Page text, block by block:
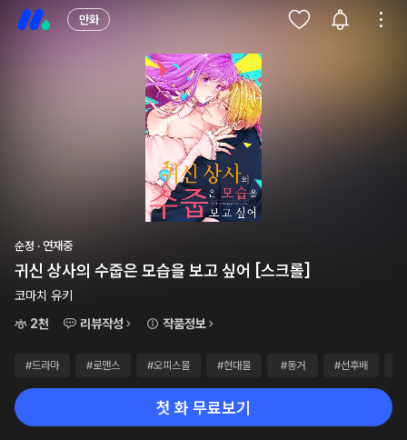
만화
순정 · 연재중
귀신 상사의 수줍은 모습을 보고 싶어 [스크롤]
코마치 유키
2천
리뷰작성 작품정보
#드라마 #로맨스 #오피스물 #현대물 #동거 #선후배
첫 화 무료보기